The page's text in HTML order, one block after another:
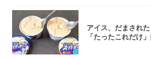
アイス、だまされ
「たったこれだけ